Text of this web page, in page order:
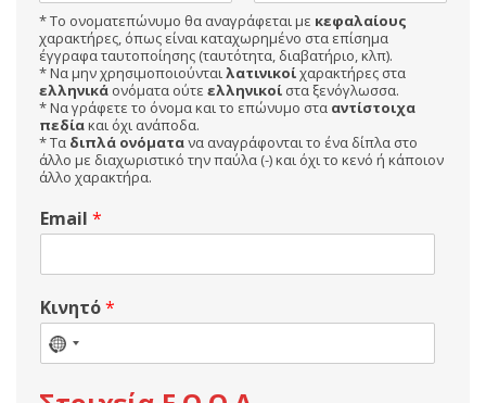
F
r
s
a
s
t
* Το ονοματεπώνυμο θα αναγράφεται με κεφαλαίους
χαρακτήρες, όπως είναι καταχωρημένο στα επίσημα
έγγραφα ταυτοποίησης (ταυτότητα, διαβατήριο, κλπ).
* Να μην χρησιμοποιούνταιλατινικοίχαρακτήρες στα
ελληνικά ονόματα ούτε ελληνικοί στα ξενόγλωσσα.
* Να γράφετε το όνομα και το επώνυμο στα αντίστοιχα
πεδίακαι όχι ανάποδα.
* Τα διπλά ονόματανα αναγράφονται το ένα δίπλα στο
άλλο με διαχωριστικό την παύλα (-) και όχι το κενό ή κάποιον
άλλο χαρακτήρα.
Email *
Κινητό*